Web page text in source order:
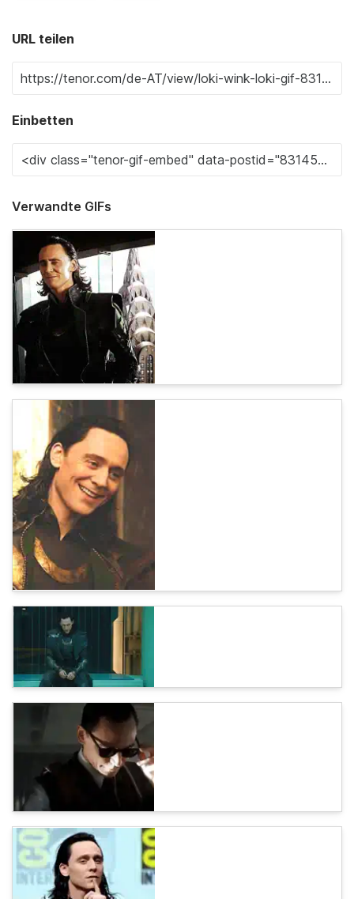
URL teilen
Einbetten
Verwandte GIFs